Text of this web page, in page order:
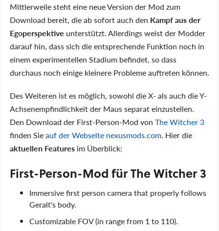
Mittlerweile steht eine neue Version der Mod zum
Download bereit, die ab sofort auch den Kampf aus der
Egoperspektive unterstützt. Allerdings weist der Modder
darauf hin, dass sich die entsprechende Funktion noch in
einem experimentellen Stadium befindet, so dass
durchaus noch einige kleinere Probleme auftreten können.
Des Weiteren ist es möglich, sowohl die X- als auch die Y-
Achsenempfindlichkeit der Maus separat einzustellen.
Den Download der First-Person-Mod von The Witcher 3
finden Sieauf der Webseite nexusmods.com. Hier die
aktuellen Features im Überblick:
First-Person-Mod für The Witcher 3
Immersive first person camera that properly follows
Geralt's body.
Customizable FOV (in range from 1 to 110).